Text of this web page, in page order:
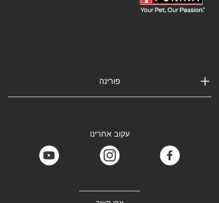
פורינה
עקוב אחרינו
facebook
instagram
youtube